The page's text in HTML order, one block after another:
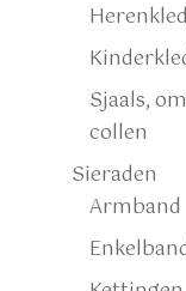
Sjaals,
collen
Sieraden
Armband